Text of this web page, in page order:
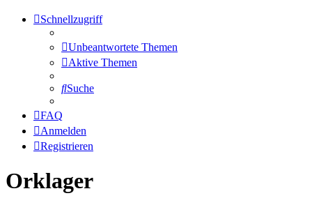
Schnellzugriff
Unbeantwortete Themen
Aktive Themen
Suche
FAQ
Anmelden
Registrieren
Orklager